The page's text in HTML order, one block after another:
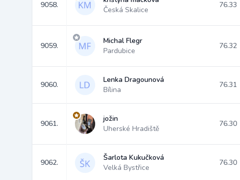
9058.
Česká Skalice
76.33
9059.
Michal Flegr
Pardubice
76.32
9060.
Lenka Dragounová
Bílina
76.31
9061.
jožin
Uherské Hradiště
76.30
9062.
Šarlota Kukučková
Velká Bystřice
76.30